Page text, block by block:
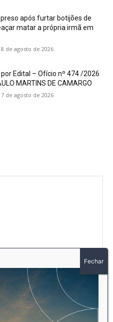
após furtar botijões de
matar a própria irmã em
8 de agosto de 2026
Edital – Ofício nº 474 /2026
MARTINS DE CAMARGO
7 de agosto de 2026